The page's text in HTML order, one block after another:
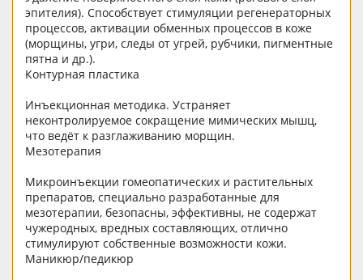
эпителия). Способствует стимуляции регенераторных
процессов, активации обменных процессов в коже
(морщины, угри, следы от угрей, рубчики, пигментные
пятна и др.).
Контурная пластика
Инъекционная методика. Устраняет
неконтролируемое сокращение мимических мышц,
что ведёт к разглаживанию морщин.
Мезотерапия
Микроинъекции гомеопатических и растительных
препаратов, специально разработанные для
мезотерапии, безопасны, эффективны, не содержат
чужеродных, вредных составляющих, отлично
стимулируют собственные возможности кожи.
Маникюр/педикюр